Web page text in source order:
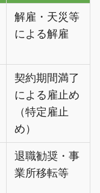
解雇・天災等
による解雇
契約期間満了
による雇止め
（特定雇止
め）
退職勧奨・事
業所移転等